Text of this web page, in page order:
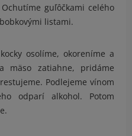
guľôčkami celého
listami.
osolíme, okoreníme a
mäso zatiahne, pridáme
Podlejeme vínom
odparí alkohol. Potom